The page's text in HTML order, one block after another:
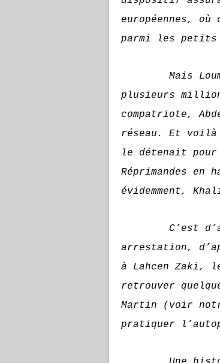
européennes, où
parmi les petits
Mais
plusieurs
compatriote,
réseau. Et voilà
le détenait
Réprimandes
évidemment,
C’est
arrestation,
à Lahcen Zaki,
retrouver
Martin (voir
pratiquer